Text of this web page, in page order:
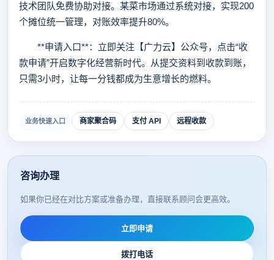
技术团队免费协助对接。某菜市场通过系统对接，实现200
个摊位统一管理，对账效率提升80%。
**申请入口**：立即关注【广力云】公众号，点击“收
款申请”开启数字化经营新时代。从提交资料到收款到账，
只需3小时，让每一分钱都成为生意增长的燃料。
业务快速入口 商家聚合码 支付 API 远程收款
咨询办理
如果你已经在对比方案或准备办理，直接联系顾问会更高效。
立即申请
拨打电话